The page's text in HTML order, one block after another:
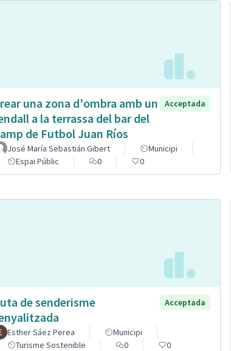
una zona d'ombra amb un
a la terrassa del bar del
de Futbol Juan Ríos
Acceptada
José María Sebastián Gibert
Municipi
Espai Públic
0 0
de senderisme
Acceptada
Esther Sáez Perea
Municipi
Turisme Sostenible
0 0